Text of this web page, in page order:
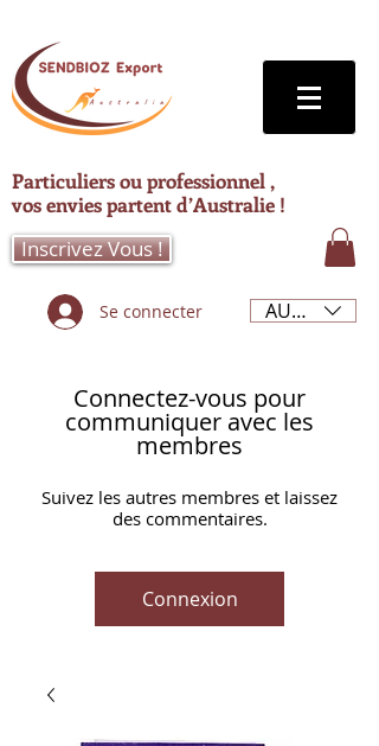
Particuliers ou professionnel ,
vos envies partent d’Australie !
Inscrivez Vous !
Se connecter AUD (AU$)
Connectez-vous pour
communiquer avec les
membres
Suivez les autres membres et laissez
des commentaires.
Connexion